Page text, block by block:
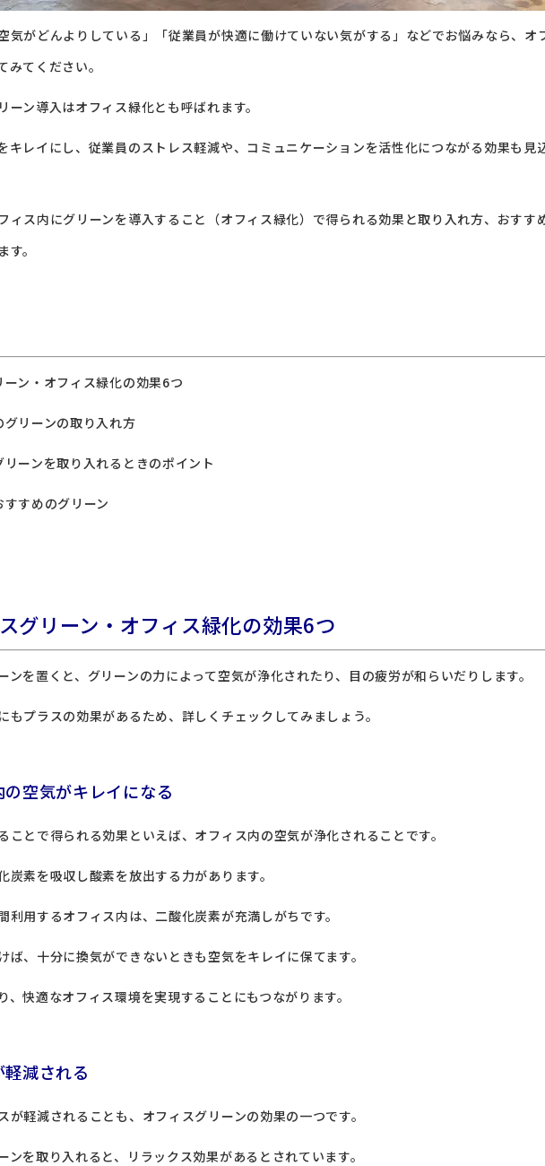
気がどんよりしている」「従業員が快適に働けていない気がする」などでお悩みなら、オ
みてください。
ーン導入はオフィス緑化とも呼ばれます。
キレイにし、従業員のストレス軽減や、コミュニケーションを活性化につながる効果も見
ィス内にグリーンを導入すること（オフィス緑化）で得られる効果と取り入れ方、おすす
。
ン・オフィス緑化の効果6つ
リーンの取り入れ方
ーンを取り入れるときのポイント
すめのグリーン
グリーン・オフィス緑化の効果6つ
ンを置くと、グリーンの力によって空気が浄化されたり、目の疲労が和らいだりします。
もプラスの効果があるため、詳しくチェックしてみましょう。
の空気がキレイになる
ことで得られる効果といえば、オフィス内の空気が浄化されることです。
炭素を吸収し酸素を放出する力があります。
利用するオフィス内は、二酸化炭素が充満しがちです。
ば、十分に換気ができないときも空気をキレイに保てます。
、快適なオフィス環境を実現することにもつながります。
軽減される
が軽減されることも、オフィスグリーンの効果の一つです。
ンを取り入れると、リラックス効果があるとされています。